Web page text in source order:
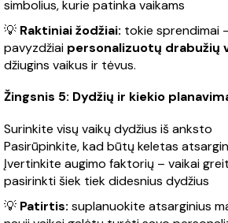
simbolius, kurie patinka vaikams
💡 Raktiniai žodžiai: tokie sprendimai
pavyzdžiai personalizuotų drabužių
džiugins vaikus ir tėvus.
Žingsnis 5: Dydžių ir kiekio
Surinkite visų vaikų dydžius iš anksto
Pasirūpinkite, kad būtų keletas
Įvertinkite augimo faktorių – vaikai
pasirinkti šiek tiek didesnius dydžius
💡 Patirtis: suplanuokite atsarginius